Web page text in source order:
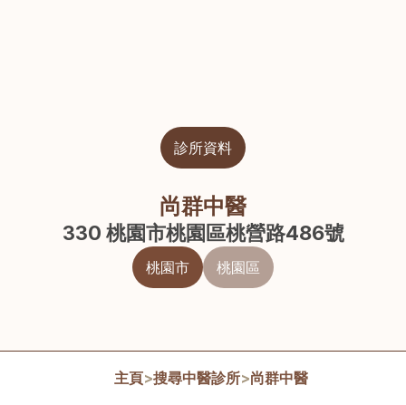
診所資料
尚群中醫
330 桃園市桃園區桃營路486號
桃園市 桃園區
主頁>搜尋中醫診所>尚群中醫